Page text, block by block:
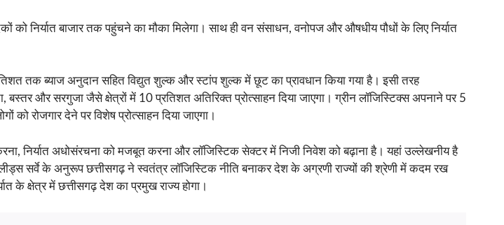
को निर्यात बाजार तक पहुंचने का मौका मिलेगा। साथ ही वन संसाधन, वनोपज और औषधीय पौधों के लिए निर्यात
तक ब्याज अनुदान सहित विद्युत शुल्क और स्टांप शुल्क में छूट का प्रावधान किया गया है। इसी तरह
और सरगुजा जैसे क्षेत्रों में 10 प्रतिशत अतिरिक्त प्रोत्साहन दिया जाएगा। ग्रीन लॉजिस्टिक्स अपनाने पर 5
रोजगार देने पर विशेष प्रोत्साहन दिया जाएगा।
निर्यात अधोसंरचना को मजबूत करना और लॉजिस्टिक सेक्टर में निजी निवेश को बढ़ाना है। यहां उल्लेखनीय है
सर्वे के अनुरूप छत्तीसगढ़ ने स्वतंत्र लॉजिस्टिक नीति बनाकर देश के अग्रणी राज्यों की श्रेणी में कदम रख
के क्षेत्र में छत्तीसगढ़ देश का प्रमुख राज्य होगा।